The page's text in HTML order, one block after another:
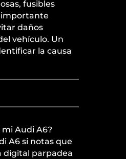
fusibles
importante
daños
vehículo. Un
la causa
Audi A6?
A6 si notas que
digital parpadea